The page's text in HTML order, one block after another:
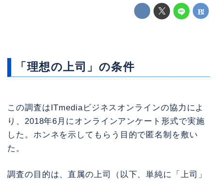
「理想の上司」の条件
この調査はITmediaビジネスオンラインの協力によ
り、2018年6月にオンラインアンケート形式で実施
した。ホンネを示してもらう目的で匿名制を敷い
た。
調査の目的は、直属の上司（以下、単純に「上司」